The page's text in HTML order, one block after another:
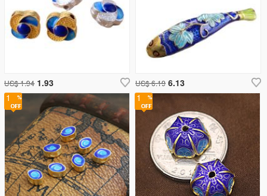
1
US$ 6.19 6.13
US$ 1.94 1.93
1